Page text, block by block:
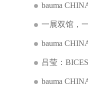
bauma
一展双馆，
bauma
吕莹：
bauma